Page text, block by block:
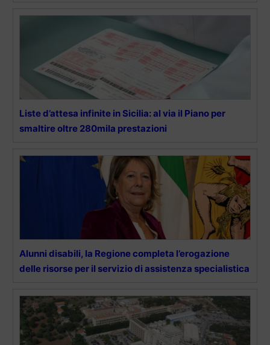
Liste d’attesa infinite in Sicilia: al via il Piano per
smaltire oltre 280mila prestazioni
Alunni disabili, la Regione completa l’erogazione
delle risorse per il servizio di assistenza specialistica